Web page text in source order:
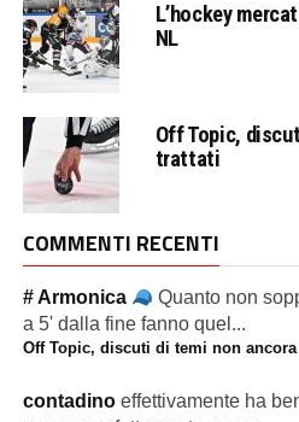
L’hockey
NL
Off Topic,
trattati
COMMENTI RECENTI
# Armonica
Quanto non
a 5' dalla fine fanno quel...
Off Topic, discuti di temi non ancora
contadino effettivamente ha